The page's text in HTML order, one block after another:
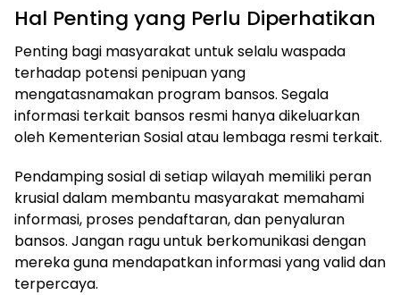
Hal Penting yang Perlu Diperhatikan
Penting bagi masyarakat untuk selalu waspada
terhadap potensi penipuan yang
mengatasnamakan program bansos. Segala
informasi terkait bansos resmi hanya dikeluarkan
oleh Kementerian Sosial atau lembaga resmi terkait.
Pendamping sosial di setiap wilayah memiliki peran
krusial dalam membantu masyarakat memahami
informasi, proses pendaftaran, dan penyaluran
bansos. Jangan ragu untuk berkomunikasi dengan
mereka guna mendapatkan informasi yang valid dan
terpercaya.